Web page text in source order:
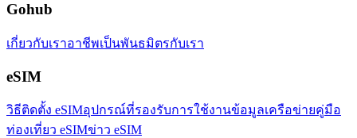
Gohub
เกี่ยวกับเราอาชีพเป็นพันธมิตรกับเรา
eSIM
วิธีติดตั้ง eSIMอุปกรณ์ที่รองรับการใช้งานข้อมูลเครือข่ายคู่มือ
ท่องเที่ยว eSIMข่าว eSIM